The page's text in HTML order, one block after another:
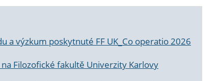
a výzkum poskytnuté FF UK_Co operatio 2026
Filozofické fakultě Univerzity Karlovy